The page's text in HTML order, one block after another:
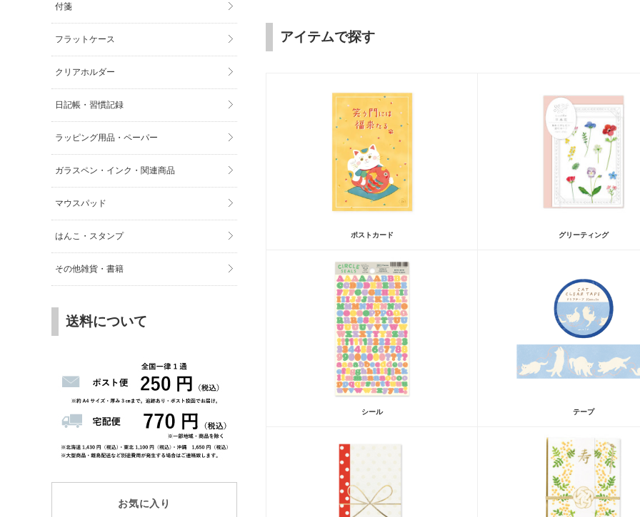
アイテムで探す
ポストカード グリーティング
シール テープ
付箋
フラットケース
クリアホルダー
日記帳・習慣記録
ラッピング用品・ペーパー
ガラスペン・インク・関連商品
マウスパッド
はんこ・スタンプ
その他雑貨・書籍
送料について
お気に入り